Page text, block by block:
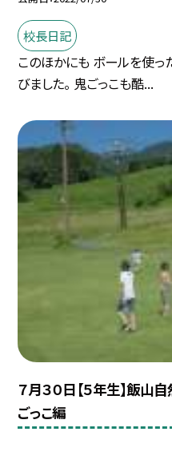
校長日記
このほかにも ボールを使っ
びました。 鬼ごっこも酷...
７月３０日【５年生】飯
ごっこ編